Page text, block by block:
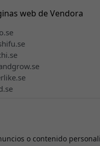
web de Vendora
o contenido